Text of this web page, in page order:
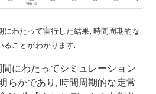
わたって実行した結果, 時間周期的な
ることがわかります.
にわたってシミュレーション
らかであり, 時間周期的な定常